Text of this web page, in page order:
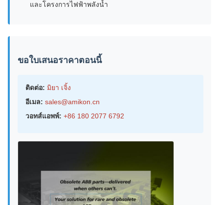
และโครงการไฟฟ้าพลังน้ำ
ขอใบเสนอราคาตอนนี้
ติดต่อ: มิยา เจิ้ง
อีเมล: sales@amikon.cn
วอทส์แอพพ์: +86 180 2077 6792